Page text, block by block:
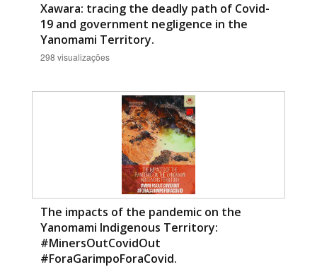
Xawara: tracing the deadly path of Covid-
19 and government negligence in the
Yanomami Territory.
298 visualizações
The impacts of the pandemic on the
Yanomami Indigenous Territory:
#MinersOutCovidOut
#ForaGarimpoForaCovid.